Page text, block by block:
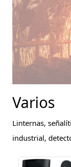
Varios
Linternas,
industrial,